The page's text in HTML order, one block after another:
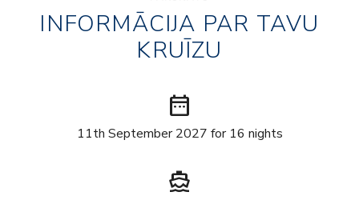
INFORMĀCIJA PAR TAVU
KRUĪZU
date_range
11th September 2027 for 16 nights
directions_boat